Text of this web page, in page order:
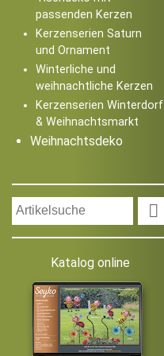
passenden Kerzen
Kerzenserien Saturn
und Ornament
Winterliche und
weihnachtliche Kerzen
Kerzenserien Winterdorf
& Weihnachtsmarkt
Weihnachtsdeko

Katalog online